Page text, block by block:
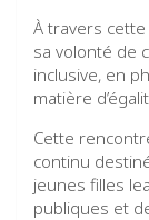
À travers
sa volonté de
inclusive, en
matière
Cette
continu
jeunes filles
publiques et